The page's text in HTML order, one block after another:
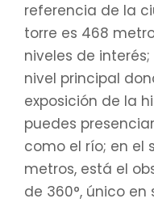
referencia de la
torre es 468
niveles de
nivel principal
exposición de la
puedes
como el río; en el
metros, está el
de 360°, único